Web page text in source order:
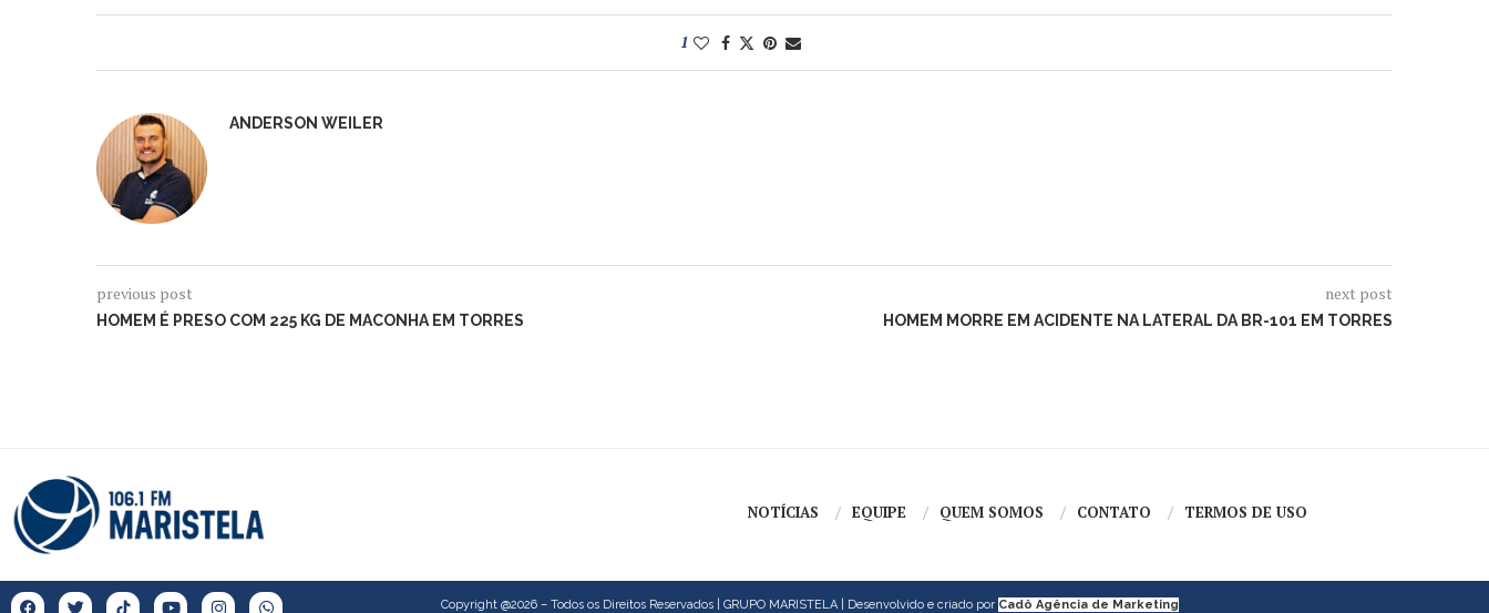
1
ANDERSON WEILER
previous post
HOMEM É PRESO COM 225 KG DE MACONHA EM TORRES
next post
HOMEM MORRE EM ACIDENTE NA LATERAL DA BR-101 EM TORRES
NOTÍCIAS EQUIPE QUEM SOMOS CONTATO TERMOS DE USO
Copyright @2026 – Todos os Direitos Reservados | GRUPO MARISTELA | Desenvolvido e criado por Cadô Agência de Marketing